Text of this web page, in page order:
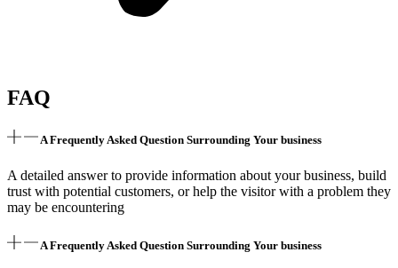
FAQ
A Frequently Asked Question Surrounding Your business
A detailed answer to provide information about your business, build
trust with potential customers, or help the visitor with a problem they
may be encountering
A Frequently Asked Question Surrounding Your business